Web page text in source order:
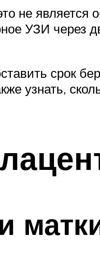
не является
УЗИ через
срок
узнать,